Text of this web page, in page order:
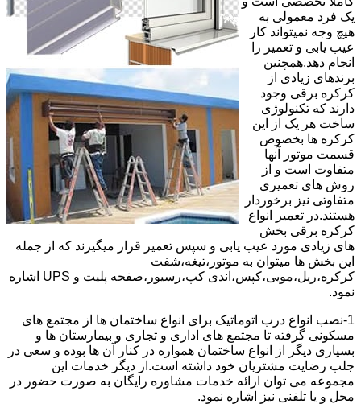
یک فرد معمولی به
هیچ وجه نمیتواند کار
عیب یابی و تعمیر را
انجام دهد.همچنین
برندهای زیادی از
کرکره برقی وجود
دارند که تکنولوژی
ساخت هر یک از این
کرکره ها بخصوص
قسمت موتور آنها
متفاوت است و از
روش های تعمیری
متفاوتی نیز برخوردار
هستند.در تعمیر انواع
کرکره برقی بخش
های زیادی مورد عیب یابی و سپس تعمیر قرار میگیرند که از جمله
این بخش ها میتوان به موتور،تیغه،شفت
کرکره،ریل،مویی،کپس،اندی کپ،رسیور،صفحه پلیت و UPS اشاره
نمود.
1-نصب انواع درب اتوماتیک برای انواع ساختمان ها از مجتمع های
مسکونی گرفته تا مجتمع های اداری و تجاری و بیمارستان ها و
بسیاری دیگر از انواع ساختمان همواره در کنار آن ها بوده و سعی در
جلب رضایت مشتریان خود داشته است.از دیگر خدمات این
مجموعه می توان ارائه خدمات مشاوره رایگان به صورت حضور در
محل و یا تلفنی نیز اشاره نمود.